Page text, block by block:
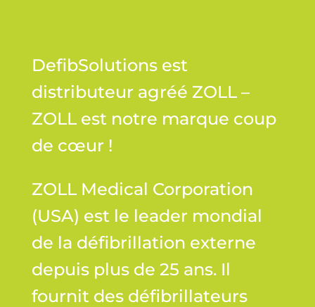
DefibSolutions est
distributeur agréé ZOLL –
ZOLL est notre marque coup
de cœur !
ZOLL Medical Corporation
(USA) est le leader mondial
de la défibrillation externe
depuis plus de 25 ans. Il
fournit des défibrillateurs